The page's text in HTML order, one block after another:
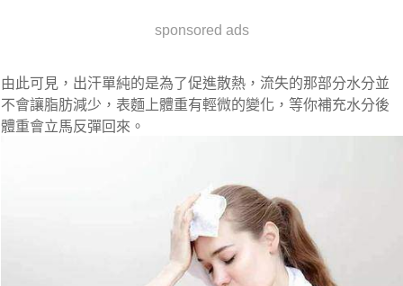
sponsored ads
由此可見，出汗單純的是為了促進散熱，流失的那部分水分並
不會讓脂肪減少，表麵上體重有輕微的變化，等你補充水分後
體重會立馬反彈回來。